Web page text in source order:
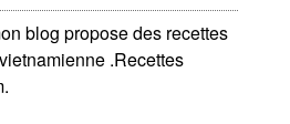
blog propose des recettes
.Recettes